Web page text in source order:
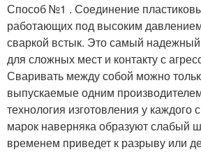
Способ №1 . Соединение
работающих под высоким
сваркой встык. Это самый
для сложных мест и контакту с
Сваривать между собой можно
выпускаемые одним
технология изготовления у
марок наверняка образуют слабый
временем приведет к разрыву или